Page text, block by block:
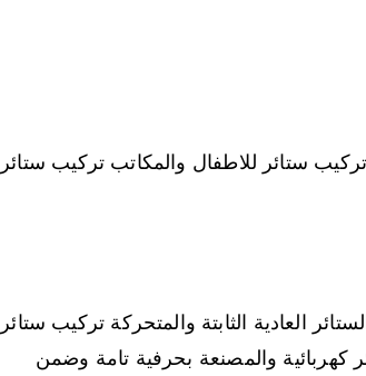
ستائر للاطفال والمكاتب تركيب ستائر
العادية الثابتة والمتحركة تركيب ستائر
والمصنعة بحرفية تامة وضمن